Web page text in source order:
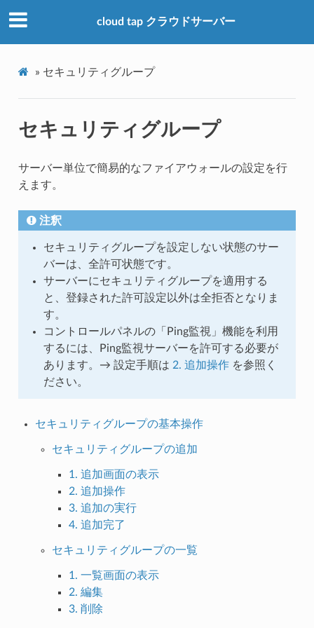
cloud tap クラウドサーバー
» セキュリティグループ
セキュリティグループ
サーバー単位で簡易的なファイアウォールの設定を行
えます。
注釈
セキュリティグループを設定しない状態のサー
バーは、全許可状態です。
サーバーにセキュリティグループを適用する
と、登録された許可設定以外は全拒否となりま
す。
コントロールパネルの「Ping監視」機能を利用
するには、Ping監視サーバーを許可する必要が
あります。→ 設定手順は 2. 追加操作を参照く
ださい。
セキュリティグループの基本操作
セキュリティグループの追加
1. 追加画面の表示
2. 追加操作
3. 追加の実行
4. 追加完了
セキュリティグループの一覧
1. 一覧画面の表示
2. 編集
3. 削除